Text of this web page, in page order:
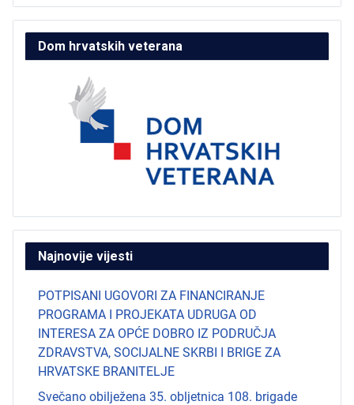
Dom hrvatskih veterana
Najnovije vijesti
POTPISANI UGOVORI ZA FINANCIRANJE
PROGRAMA I PROJEKATA UDRUGA OD
INTERESA ZA OPĆE DOBRO IZ PODRUČJA
ZDRAVSTVA, SOCIJALNE SKRBI I BRIGE ZA
HRVATSKE BRANITELJE
Svečano obilježena 35. obljetnica 108. brigade